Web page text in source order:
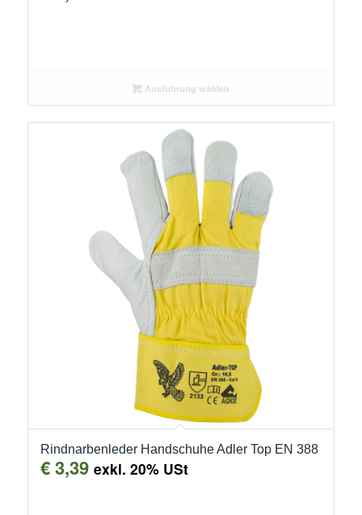
Ausführung wählen
Rindnarbenleder Handschuhe Adler Top EN 388
€3,39 exkl. 20% USt